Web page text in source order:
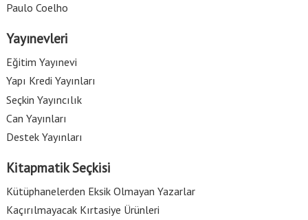
Paulo Coelho
Yayınevleri
Eğitim Yayınevi
Yapı Kredi Yayınları
Seçkin Yayıncılık
Can Yayınları
Destek Yayınları
Kitapmatik Seçkisi
Kütüphanelerden Eksik Olmayan Yazarlar
Kaçırılmayacak Kırtasiye Ürünleri